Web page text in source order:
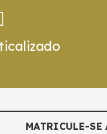
MATRICULE-SE